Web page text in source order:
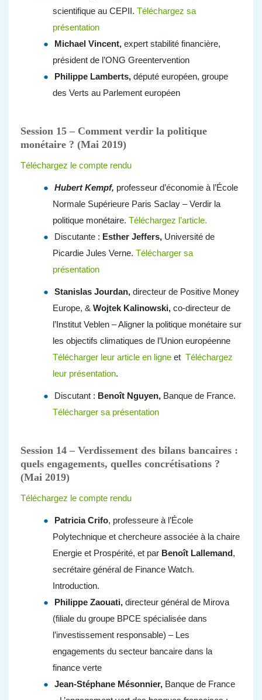
scientifique au CEPII. Téléchargez sa
présentation
Michael Vincent, expert stabilité financière,
président de l’ONG Greentervention
Philippe Lamberts, député européen, groupe
des Verts au Parlement européen
Session 15 – Comment verdir la politique
monétaire ? (Mai 2019)
Téléchargez le compte rendu
Hubert Kempf, professeur d’économie à l’École
Normale Supérieure Paris Saclay – Verdir la
politique monétaire. Téléchargez l’article.
Discutante : Esther Jeffers,Université de
Picardie Jules Verne. Télécharger sa
présentation
Stanislas Jourdan,directeur de Positive Money
Europe, & Wojtek Kalinowski, co-directeur de
l’Institut Veblen – Aligner la politique monétaire sur
les objectifs climatiques de l’Union européenne
Télécharger leur article en ligne et Téléchargez
leur présentation.
Discutant : Benoît Nguyen,Banque de France.
Télécharger sa présentation
Session 14 – Verdissement des bilans bancaires :
quels engagements, quelles concrétisations ?
(Mai 2019)
Téléchargez le compte rendu
Patricia Crifo, professeure à l’École
Polytechnique et chercheure associée à la chaire
Energie et Prospérité, et par Benoît Lallemand,
secrétaire général de Finance Watch.
Introduction.
Philippe Zaouati,directeur général de Mirova
(filiale du groupe BPCE spécialisée dans
l’investissement responsable) – Les
engagements du secteur bancaire dans la
finance verte
Jean-Stéphane Mésonnier,Banque de France